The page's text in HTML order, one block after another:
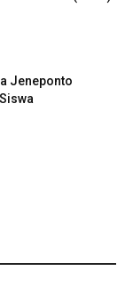
Jeneponto